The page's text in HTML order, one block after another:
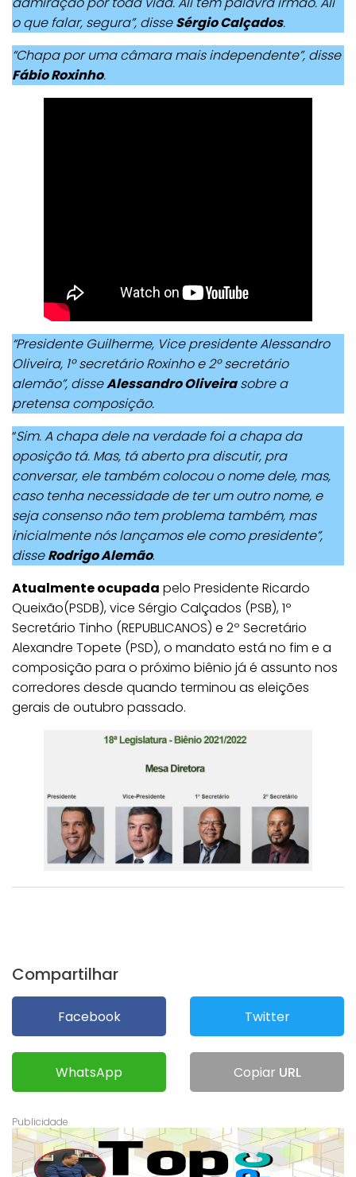
o que falar, segura”, disseSérgio Calçados.
“Chapa por uma câmara mais independente”, disse
Fábio Roxinho.
“Presidente Guilherme, Vice presidente Alessandro
Oliveira, 1º secretário Roxinho e 2º secretário
alemão”, disseAlessandro Oliveirasobre a
pretensa composição.
“Sim. A chapa dele na verdade foi a chapa da
oposição tá. Mas, tá aberto pra discutir, pra
conversar, ele também colocou o nome dele, mas,
caso tenha necessidade de ter um outro nome, e
seja consenso não tem problema também, mas
inicialmente nós lançamos ele como presidente”,
disseRodrigo Alemão.
Atualmente ocupada pelo Presidente Ricardo
Queixão(PSDB), vice Sérgio Calçados (PSB), 1º
Secretário Tinho (REPUBLICANOS) e 2º Secretário
Alexandre Topete (PSD), o mandato está no fim e a
composição para o próximo biênio já é assunto nos
corredores desde quando terminou as eleições
gerais de outubro passado.
Compartilhar
Facebook Twitter
WhatsApp Copiar URL